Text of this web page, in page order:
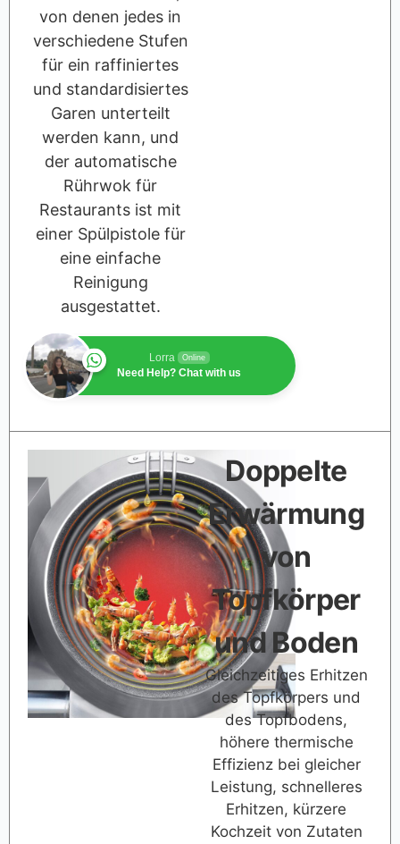
von denen jedes in
verschiedene Stufen
für ein raffiniertes
und standardisiertes
Garen unterteilt
werden kann, und
der automatische
Rührwok für
Restaurants ist mit
einer Spülpistole für
eine einfache
Reinigung
ausgestattet.
Lorra Online
Need Help? Chat with us
Doppelte
Erwärmung
von
Topfkörper
und Boden
Gleichzeitiges Erhitzen
des Topfkörpers und
des Topfbodens,
höhere thermische
Effizienz bei gleicher
Leistung, schnelleres
Erhitzen, kürzere
Kochzeit von Zutaten